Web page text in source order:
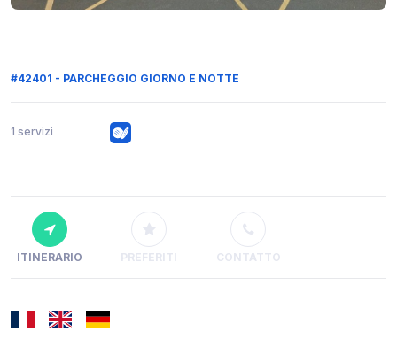
#42401 - PARCHEGGIO GIORNO E NOTTE
1 servizi
ITINERARIO PREFERITI CONTATTO